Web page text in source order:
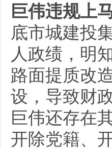
巨伟违规上
底市城建投
人政绩，明
路面提质改
设，导致财
巨伟还存在
开除党籍、